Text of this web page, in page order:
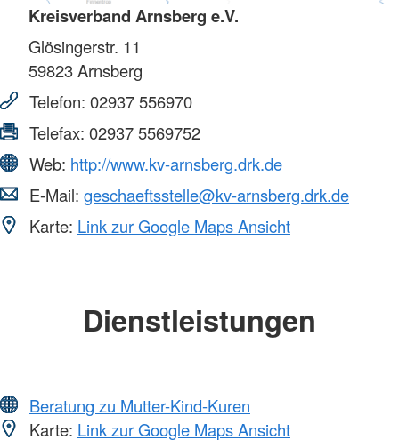
Kreisverband Arnsberg e.V.
Glösingerstr. 11
59823Arnsberg
Telefon: 02937 556970
Telefax: 02937 5569752
Web: http://www.kv-arnsberg.drk.de
E-Mail: geschaeftsstelle@kv-arnsberg.drk.de
Karte: Link zur Google Maps Ansicht
Dienstleistungen
Beratung zu Mutter-Kind-Kuren
Karte: Link zur Google Maps Ansicht